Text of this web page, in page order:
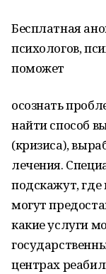
Бесплатная
психологов,
поможет
осознать
найти способ
(кризиса),
лечения.
подскажут, где
могут
какие услуги
центрах